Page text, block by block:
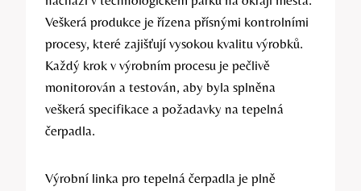
Veškerá produkce je řízena přísnými kontrolními
procesy, které zajišťují vysokou kvalitu výrobků.
Každý krok v výrobním procesu je pečlivě
monitorován a testován, aby byla splněna
veškerá specifikace a požadavky na tepelná
čerpadla.
Výrobní linka pro tepelná čerpadla je plně